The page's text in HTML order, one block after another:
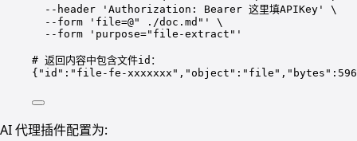
--header
'Authorization: Bearer 这里填APIKey'
\
--form
'file=@" ./doc.md"'
\
--form
'purpose="file-extract"'
# 返回内容中包含文件id：
{ "id" : "file-fe-xxxxxxx" , "object" : "file" , "bytes"
AI 代理插件配置为: